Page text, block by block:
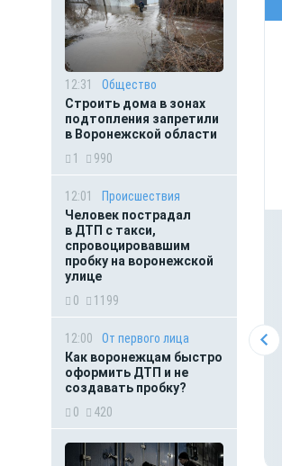
12:31
Общество
Строить дома в зонах
подтопления запретили
в Воронежской области
1
990
12:01
Происшествия
Человек пострадал
в ДТП с такси,
спровоцировавшим
пробку на воронежской
улице
0
1199
12:00
От первого лица
Как воронежцам быстро
оформить ДТП и не
создавать пробку?
0
420